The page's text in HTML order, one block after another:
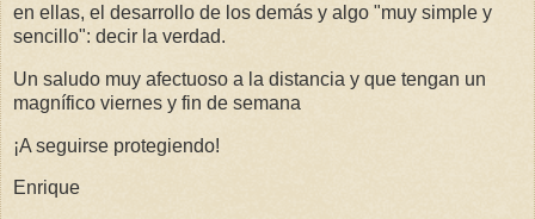
en ellas, el desarrollo de los demás y algo "muy simple y
sencillo": decir la verdad.
Un saludo muy afectuoso a la distancia y que tengan un
magnífico viernes y fin de semana
¡A seguirse protegiendo!
Enrique